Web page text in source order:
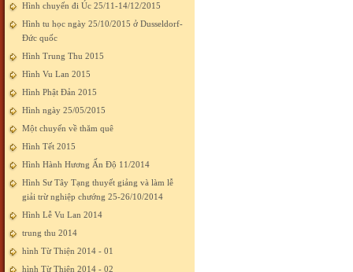
Hình chuyến đi Úc 25/11-14/12/2015
Hình tu học ngày 25/10/2015 ở Dusseldorf-
Đức quốc
Hình Trung Thu 2015
Hình Vu Lan 2015
Hình Phật Đản 2015
Hình ngày 25/05/2015
Một chuyến về thăm quê
Hình Tết 2015
Hình Hành Hương Ấn Độ 11/2014
Hình Sư Tây Tạng thuyết giảng và làm lễ
giải trừ nghiệp chướng 25-26/10/2014
Hình Lễ Vu Lan 2014
trung thu 2014
hình Từ Thiện 2014 - 01
hình Từ Thiện 2014 - 02